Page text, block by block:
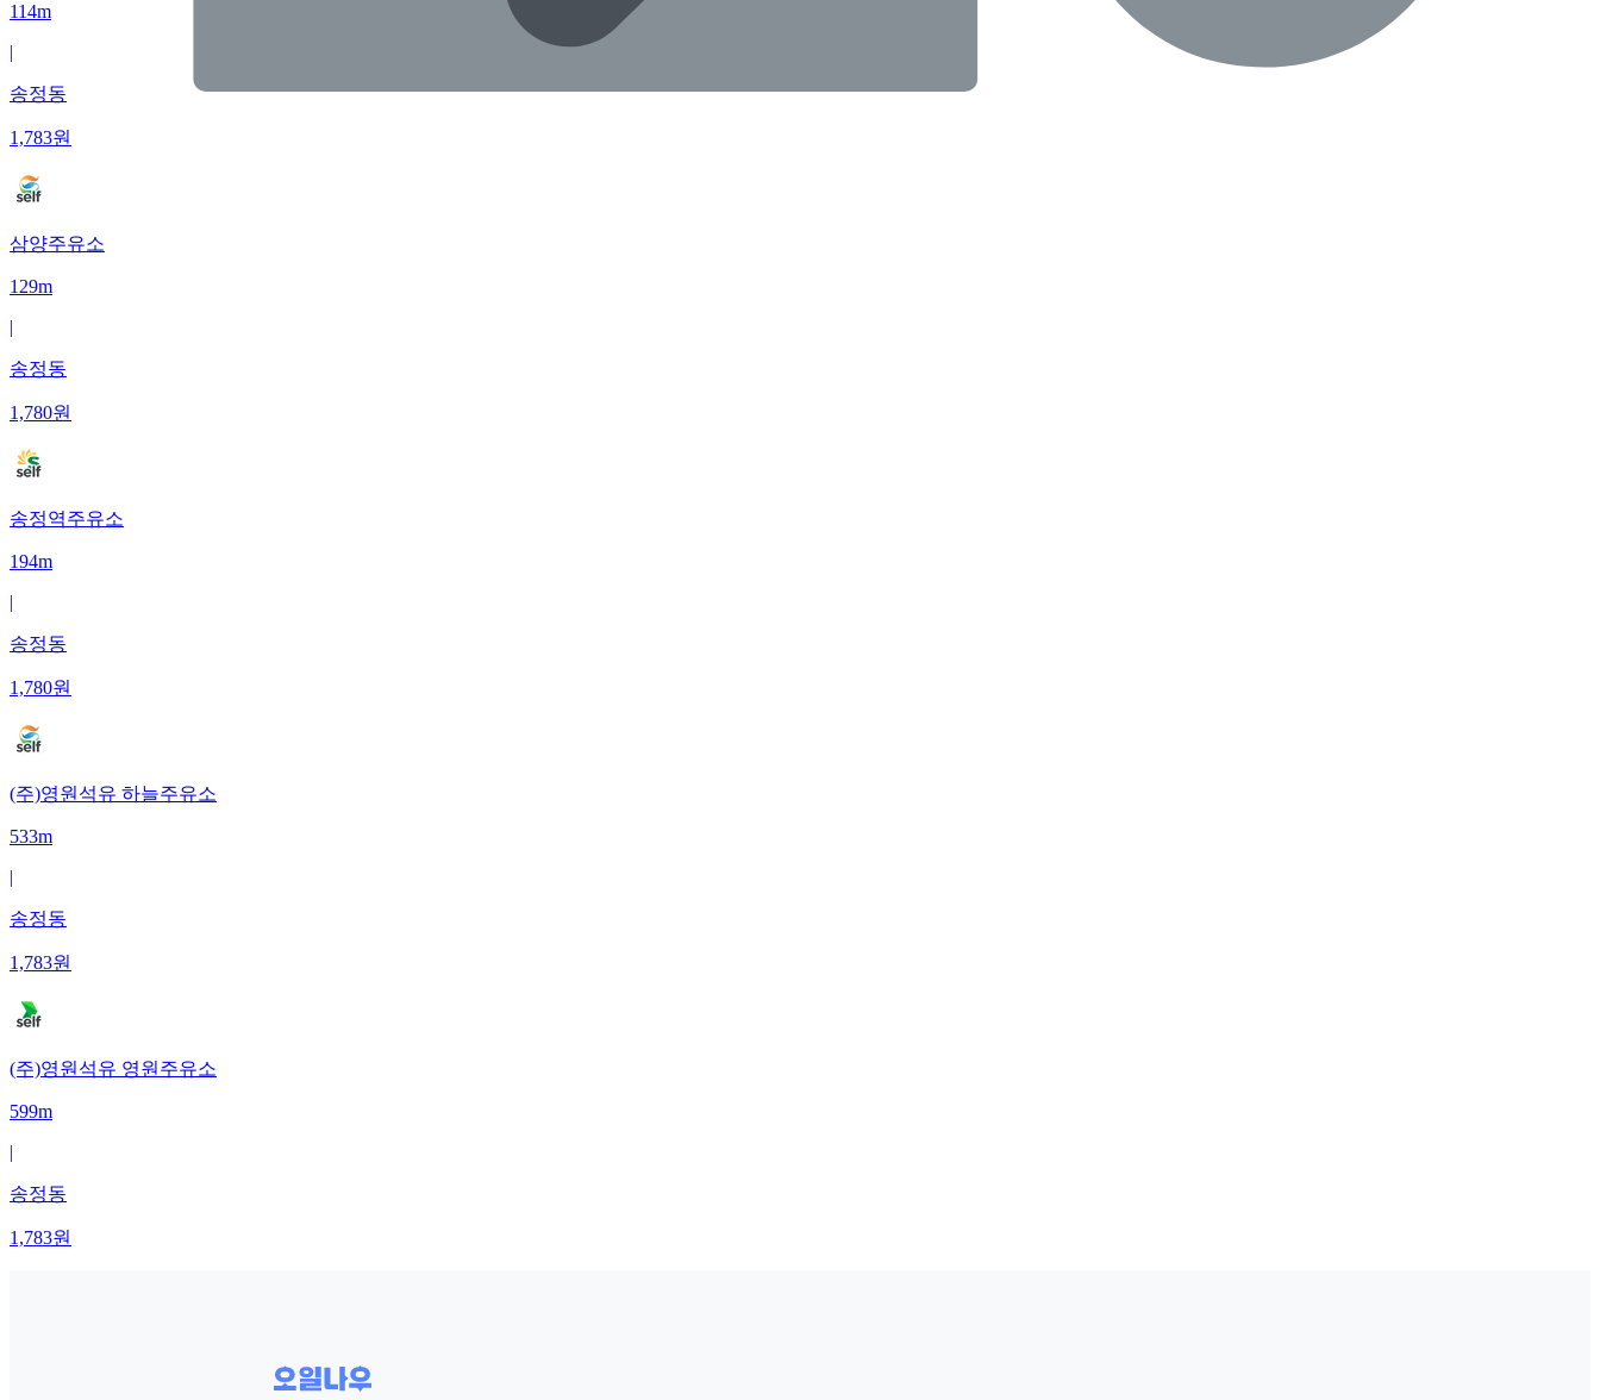
114m
|
송정동
1,783원
삼양주유소
129m
|
송정동
1,780원
송정역주유소
194m
|
송정동
1,780원
(주)영원석유 하늘주유소
533m
|
송정동
1,783원
(주)영원석유 영원주유소
599m
|
송정동
1,783원